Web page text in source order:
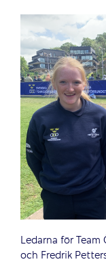
Ledarna för
och Fredrik